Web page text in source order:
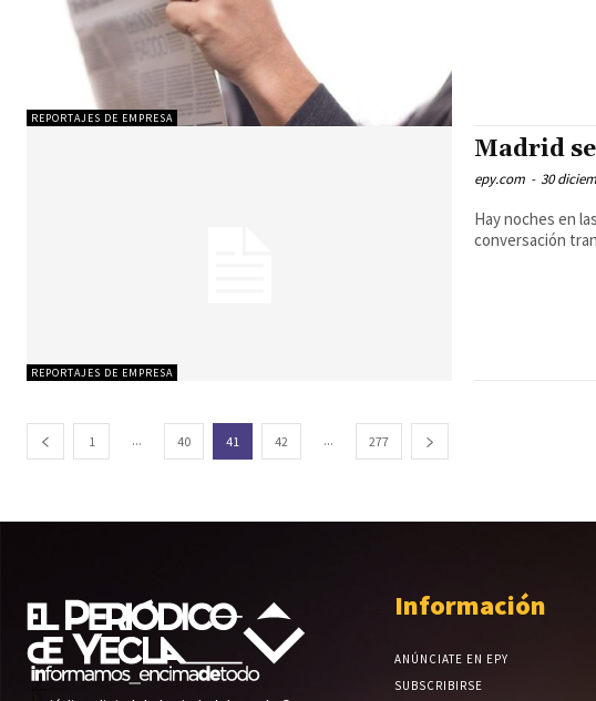
REPORTAJES DE EMPRESA
REPORTAJES DE EMPRESA
Madrid
epy.com - 30
Hay noches en
conversación
1 ... 40 41 42 ... 277
Información
ANÚNCIATE EN EPY
SUBSCRIBIRSE